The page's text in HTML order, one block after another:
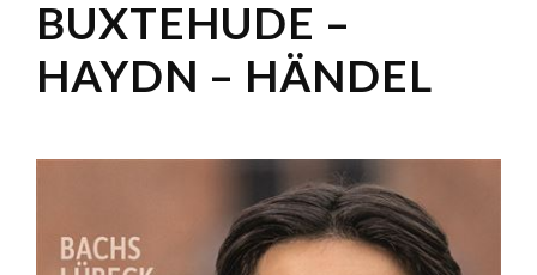
BUXTEHUDE –
HAYDN – HÄNDEL